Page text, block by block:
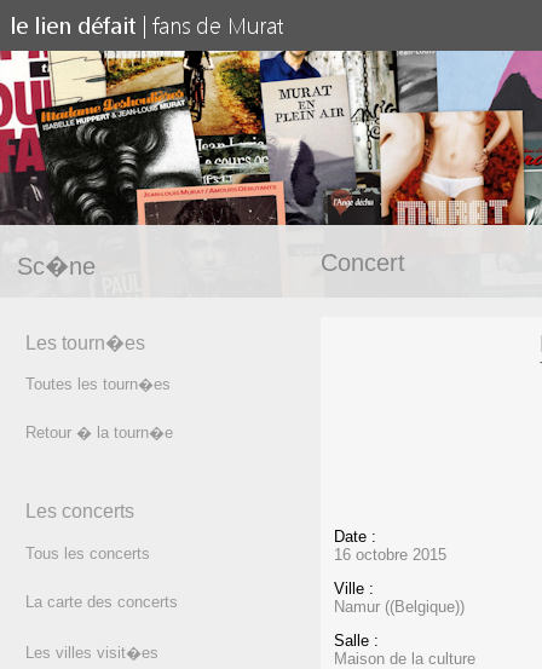
Sc�ne Concert
Les tourn�es
Toutes les tourn�es
Retour � la tourn�e
Les concerts
Tous les concerts
La carte des concerts
Les villes visit�es
Date :
16 octobre 2015
Ville :
Namur ((Belgique))
Salle :
Maison de la culture